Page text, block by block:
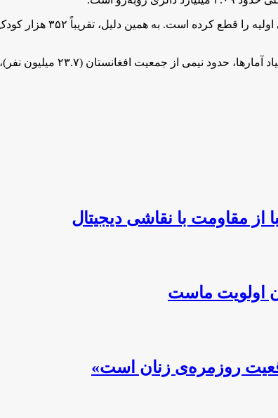
(۲۳.۷ میلیون نفر)، نیازمند کمک‌های انسان دوستانه استند.
مقاومت با نقاشی دیجیتال
اولویت ماست
روزمره‌ی زنان است»